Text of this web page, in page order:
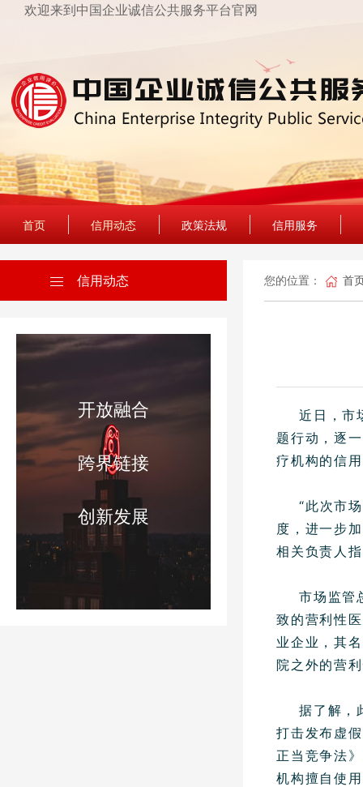
欢迎来到中国企业诚信公共服务平台官网
首页 信用动态 政策法规 信用服务
信用动态
开放融合
跨界链接
创新发展
您的位置： 首
近日，市
题行动，逐
疗机构的信
“此次市
度，进一步
相关负责人
市场监管
致的营利性
业企业，其
院之外的营
据了解，
打击发布虚
正当竞争法
机构擅自使